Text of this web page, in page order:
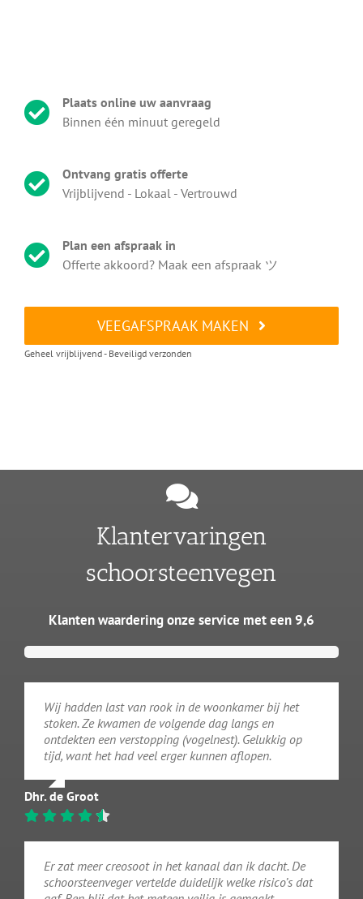
Plaats online uw aanvraag
Binnen één minuut geregeld
Ontvang gratis offerte
Vrijblijvend - Lokaal - Vertrouwd
Plan een afspraak in
Offerte akkoord? Maak een afspraak ツ
VEEGAFSPRAAK MAKEN
Geheel vrijblijvend - Beveiligd verzonden
Klantervaringen
schoorsteenvegen
Klanten waardering onze service met een 9,6
Wij hadden last van rook in de woonkamer bij het
stoken. Ze kwamen de volgende dag langs en
ontdekten een verstopping (vogelnest). Gelukkig op
tijd, want het had veel erger kunnen aflopen.
Dhr. de Groot
Er zat meer creosoot in het kanaal dan ik dacht. De
schoorsteenveger vertelde duidelijk welke risico’s dat